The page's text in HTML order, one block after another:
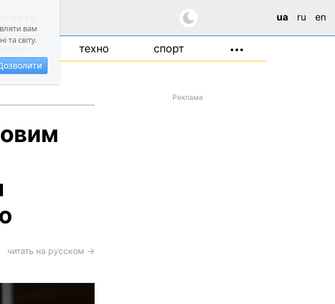
вам
та світу.
ua ru en
техно спорт •••
читать на русском →
Реклама